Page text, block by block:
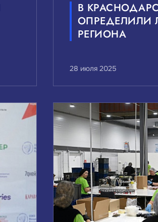
В
ОПРЕДЕЛИЛИ
РЕГИОНА
28 июля 2025